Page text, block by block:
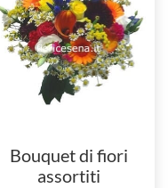
Bouquet di fiori
assortiti